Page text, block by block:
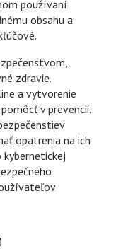
používaní
obsahu a
zdravie.
a vytvorenie
v prevencii.
opatrenia na ich
kybernetickej